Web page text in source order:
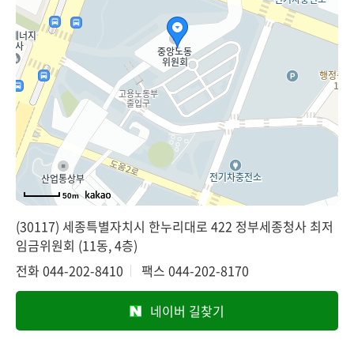
50m
(30117) 세종특별자치시 한누리대로 422 정부세종청사 최저
임금위원회 (11동, 4층)
전화044-202-8410 팩스 044-202-8170
네이버 길찾기